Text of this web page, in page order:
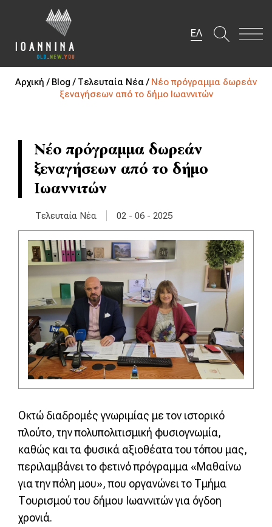
ΕΛ
Αρχική / Blog / Τελευταία Νέα / Νέο πρόγραμμα δωρεάν
ξεναγήσεων από το δήμο Ιωαννιτών
Νέο πρόγραμμα δωρεάν
ξεναγήσεων από το δήμο
Ιωαννιτών
Τελευταία Νέα 02 - 06 - 2025
Οκτώ διαδρομές γνωριμίας με τον ιστορικό
πλούτο, την πολυπολιτισμική φυσιογνωμία,
καθώς και τα φυσικά αξιοθέατα του τόπου μας,
περιλαμβάνει το φετινό πρόγραμμα «Μαθαίνω
για την πόλη μου», που οργανώνει το Τμήμα
Τουρισμού του δήμου Ιωαννιτών για όγδοη
χρονιά.